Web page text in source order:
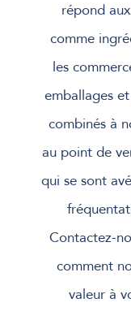
répond
comme
les
emballages
combinés à
au point de
qui se sont
Contactez-
comment
valeur à